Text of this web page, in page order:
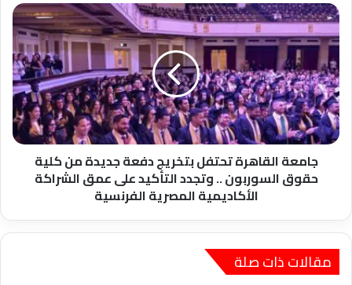
جامعة
القاهرة
تحتفل
بتخريج
دفعة
جديدة
من
كلية
حقوق
السوربون
على
الشراكة
الأكاديمية
جامعة القاهرة تحتفل بتخريج دفعة جديدة من كلية
حقوق السوربون .. وتجدد التأكيد على عمق الشراكة
الأكاديمية المصرية الفرنسية
مقالات ذات صلة